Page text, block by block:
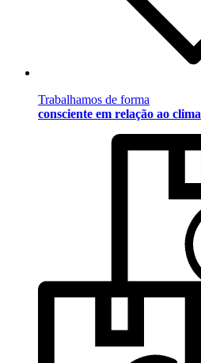
Trabalhamos de forma
consciente em relação ao clima